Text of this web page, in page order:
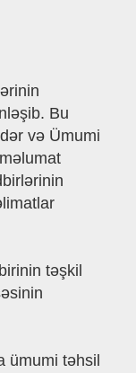
Bu
və Ümumi
təşkil
ümumi təhsil